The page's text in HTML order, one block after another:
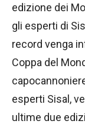
edizione dei
gli esperti di
record venga
Coppa del
esperti Sisal,
ultime due